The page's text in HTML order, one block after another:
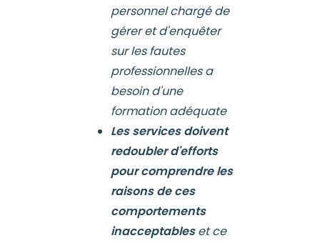
personnel chargé de
gérer et d'enquêter
sur les fautes
professionnelles a
besoin d'une
formation adéquate
Les services doivent
redoubler d'efforts
pour comprendre les
raisons de ces
comportements
inacceptableset ce